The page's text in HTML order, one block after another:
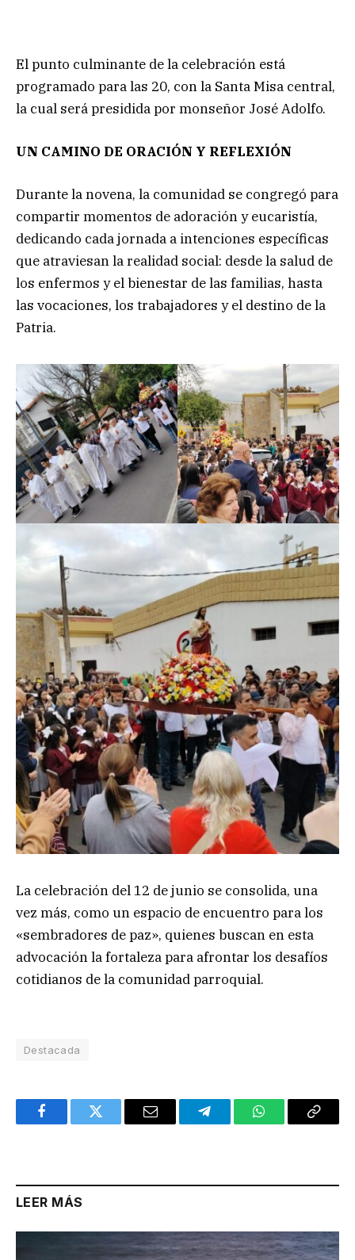
El punto culminante de la celebración está
programado para las 20, con la Santa Misa central,
la cual será presidida por monseñor José Adolfo.
UN CAMINO DE ORACIÓN Y REFLEXIÓN
Durante la novena, la comunidad se congregó para
compartir momentos de adoración y eucaristía,
dedicando cada jornada a intenciones específicas
que atraviesan la realidad social: desde la salud de
los enfermos y el bienestar de las familias, hasta
las vocaciones, los trabajadores y el destino de la
Patria.
La celebración del 12 de junio se consolida, una
vez más, como un espacio de encuentro para los
«sembradores de paz», quienes buscan en esta
advocación la fortaleza para afrontar los desafíos
cotidianos de la comunidad parroquial.
Destacada
FacebookTwitter Email TelegramWhatsAppCopy
LEER MÁS